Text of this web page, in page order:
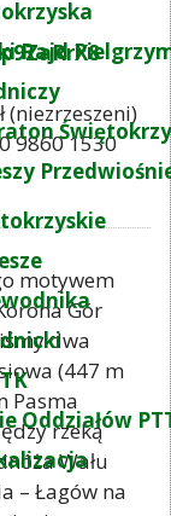
Rajd
Oddziałów
(niezrzeszeni)
9860 1530
motywem
Gór
dwa
(447 m
Pasma
rzeką
Wału
– Łagów na